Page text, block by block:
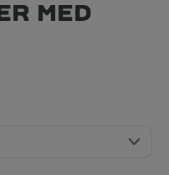
MED